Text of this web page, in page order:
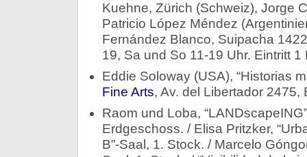
Kuehne, Zürich (Schweiz), Jorge
Patricio López Méndez
Fernández Blanco, Suipacha
19, Sa und So 11-19 Uhr. Eintritt
Eddie Soloway (USA), “Historias
Fine Arts, Av. del Libertador 2475,
Raom und Loba,
Erdgeschoss. / Elisa Pritzker,
B”-Saal, 1. Stock. / Marcelo